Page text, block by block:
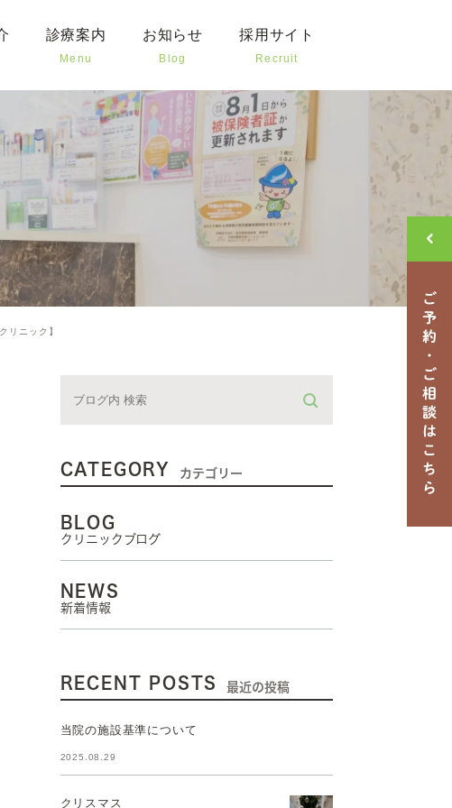
診療案内
Menu
予防治療
お子様や高齢者の治療
審美治療
口腔外科
矯正歯科
お知らせ
Blog
新着情報
クリニックブログ
採用サイト
Recruit
ニック】
CATEGORY カテゴリー
BLOG
クリニックブログ
NEWS
新着情報
RECENT POSTS 最近の投稿
当院の施設基準について
2025.08.29
クリスマス